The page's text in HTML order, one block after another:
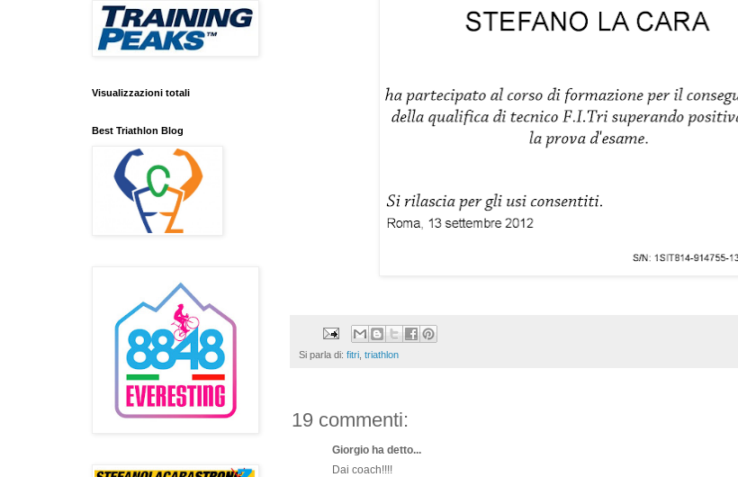
Si parla di: fitri triathlon
19 commenti:
Giorgio ha detto...
Dai coach!!!!
Visualizzazioni totali
Best Triathlon Blog